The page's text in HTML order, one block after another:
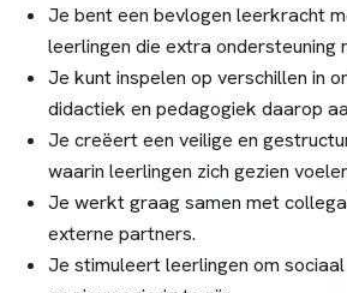
Je bent een bevlogen leerkracht
leerlingen die extra ondersteuning
Je kunt inspelen op verschillen in
didactiek en pedagogiek daarop
Je creëert een veilige en
waarin leerlingen zich gezien
Je werkt graag samen met
externe partners.
Je stimuleert leerlingen om